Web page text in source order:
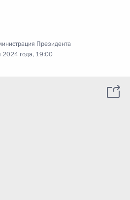
Президента
2024 года, 19:00